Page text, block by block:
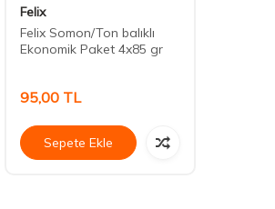
Felix
Felix Somon/Ton balıklı
Ekonomik Paket 4x85 gr
95,00 TL
Sepete Ekle